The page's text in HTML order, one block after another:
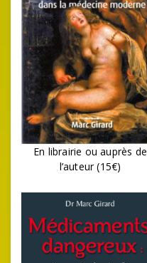
En librairie ou auprès de
l’auteur (15€)